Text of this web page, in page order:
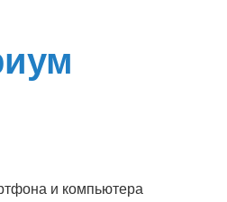
и компьютера